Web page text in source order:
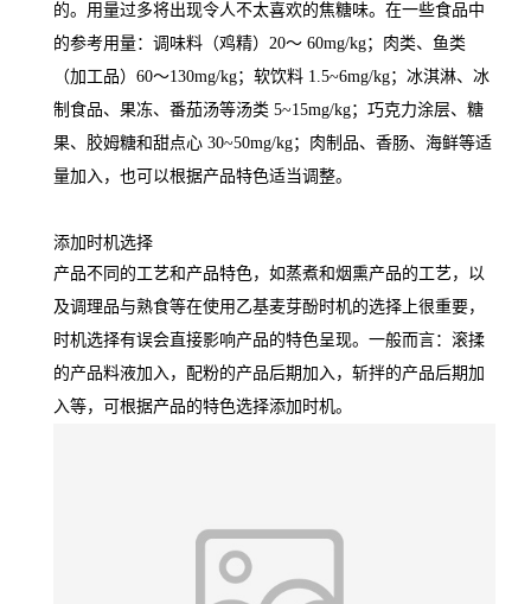
的。用量过多将出现令人不太喜欢的焦糖味。在一些食品中
的参考用量：调味料（鸡精）20～ 60mg/kg；肉类、鱼类
（加工品）60～130mg/kg；软饮料 1.5~6mg/kg；冰淇淋、冰
制食品、果冻、番茄汤等汤类 5~15mg/kg；巧克力涂层、糖
果、胶姆糖和甜点心 30~50mg/kg；肉制品、香肠、海鲜等适
量加入，也可以根据产品特色适当调整。
添加时机选择
产品不同的工艺和产品特色，如蒸煮和烟熏产品的工艺，以
及调理品与熟食等在使用乙基麦芽酚时机的选择上很重要，
时机选择有误会直接影响产品的特色呈现。一般而言：滚揉
的产品料液加入，配粉的产品后期加入，斩拌的产品后期加
入等，可根据产品的特色选择添加时机。